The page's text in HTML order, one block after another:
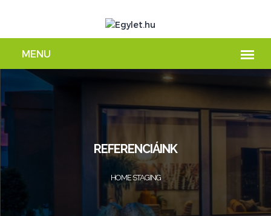
REFERENCIÁINK
HOME STAGING